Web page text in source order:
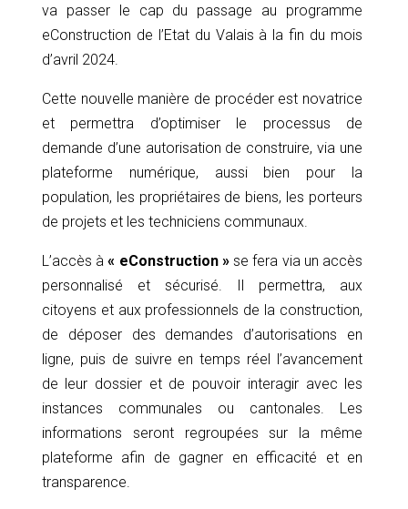
va passer le cap du passage au programme
eConstruction de l’Etat du Valais à la fin du mois
d’avril 2024.
Cette nouvelle manière de procéder est novatrice
et permettra d’optimiser le processus de
demande d’une autorisation de construire, via une
plateforme numérique, aussi bien pour la
population, les propriétaires de biens, les porteurs
de projets et les techniciens communaux.
L’accès à« eConstruction »se fera via un accès
personnalisé et sécurisé. Il permettra, aux
citoyens et aux professionnels de la construction,
de déposer des demandes d’autorisations en
ligne, puis de suivre en temps réel l’avancement
de leur dossier et de pouvoir interagir avec les
instances communales ou cantonales. Les
informations seront regroupées sur la même
plateforme afin de gagner en efficacité et en
transparence.